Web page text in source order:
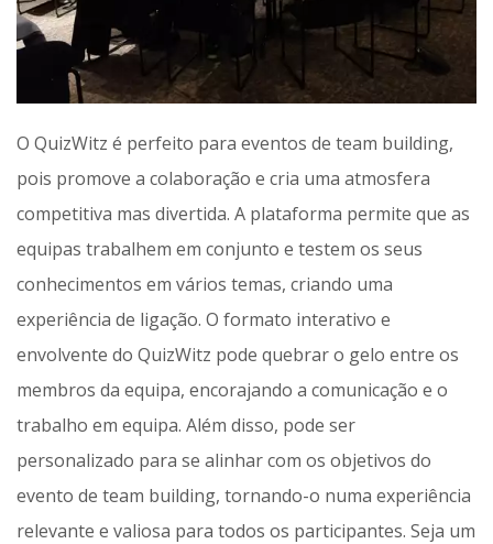
O QuizWitz é perfeito para eventos de team building,
pois promove a colaboração e cria uma atmosfera
competitiva mas divertida. A plataforma permite que as
equipas trabalhem em conjunto e testem os seus
conhecimentos em vários temas, criando uma
experiência de ligação. O formato interativo e
envolvente do QuizWitz pode quebrar o gelo entre os
membros da equipa, encorajando a comunicação e o
trabalho em equipa. Além disso, pode ser
personalizado para se alinhar com os objetivos do
evento de team building, tornando-o numa experiência
relevante e valiosa para todos os participantes. Seja um